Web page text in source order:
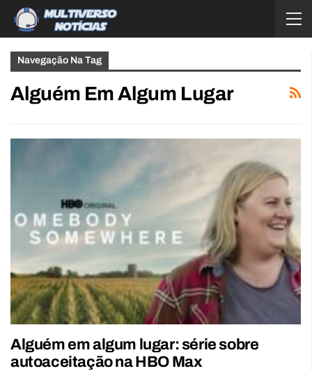
Navegação Na Tag
Alguém Em Algum Lugar
Alguém em algum lugar: série sobre
autoaceitação na HBO Max